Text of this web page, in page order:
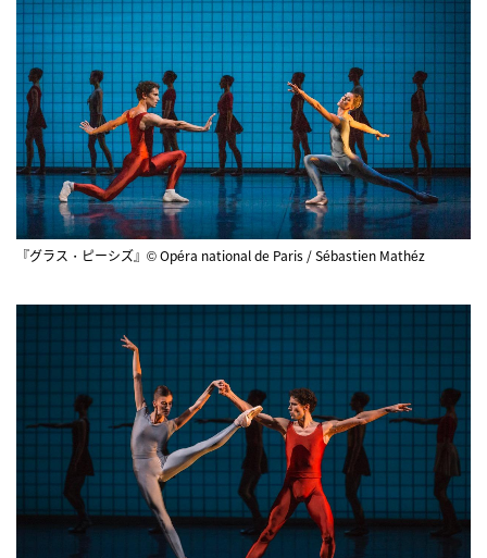
『グラス・ピーシズ』© Opéra national de Paris / Sébastien Mathéz